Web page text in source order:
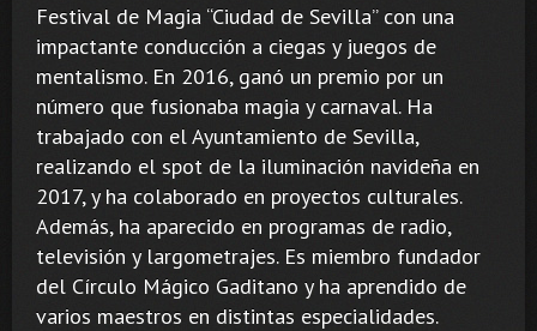
Festival de Magia “Ciudad de Sevilla” con una
impactante conducción a ciegas y juegos de
mentalismo. En 2016, ganó un premio por un
número que fusionaba magia y carnaval. Ha
trabajado con el Ayuntamiento de Sevilla,
realizando el spot de la iluminación navideña en
2017, y ha colaborado en proyectos culturales.
Además, ha aparecido en programas de radio,
televisión y largometrajes. Es miembro fundador
del Círculo Mágico Gaditano y ha aprendido de
varios maestros en distintas especialidades.